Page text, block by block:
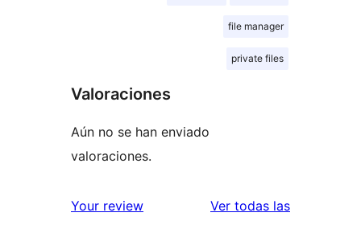
file manager
private files
Valoraciones
Aún no se han enviado
valoraciones.
Your review Ver todas las